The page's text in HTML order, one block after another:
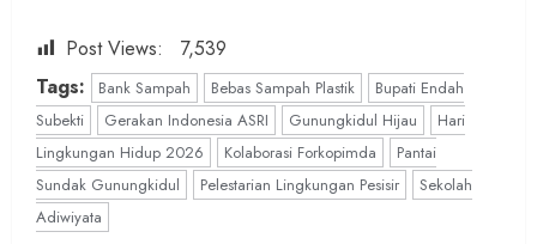
Post Views:
7,539
Tags:
Bank Sampah Bebas Sampah Plastik
Bupati Endah
Subekti
Gerakan Indonesia ASRI Gunungkidul Hijau
Hari
Lingkungan Hidup 2026
Kolaborasi Forkopimda
Pantai
Sundak Gunungkidul
Pelestarian Lingkungan Pesisir
Sekolah
Adiwiyata